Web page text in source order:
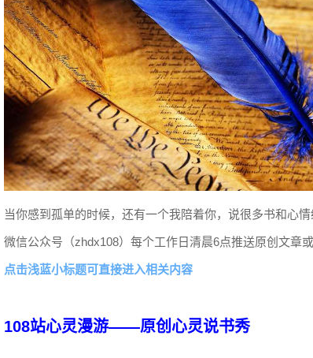
当你感到孤单的时候，还有一个我陪着你，说很多书和心情
微信公众号（zhdx108）每个工作日清晨6点推送原创文章或
点击浅蓝小标题可直接进入相关内容
108站心灵漫游——原创心灵说书秀